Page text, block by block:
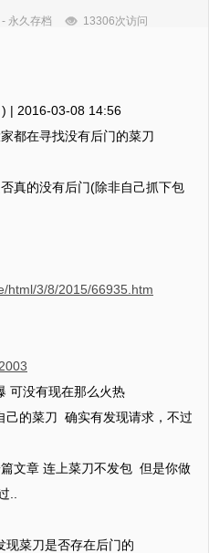
永久存档 13306次访问
| 2016-03-08 14:56
都在寻找没有后门的菜刀
真的没有后门(除非自己抓下包
html/3/8/2015/66935.htm
可没有现在那么火热
己的菜刀 确实有发现请求，不过
文章 连上菜刀不发包 但是你做
..
现菜刀是否存在后门的